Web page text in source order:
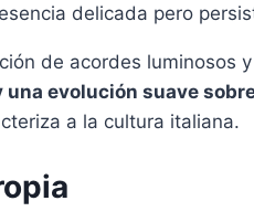
delicada pero
de acordes luminosos
evolución suave
a la cultura italiana.